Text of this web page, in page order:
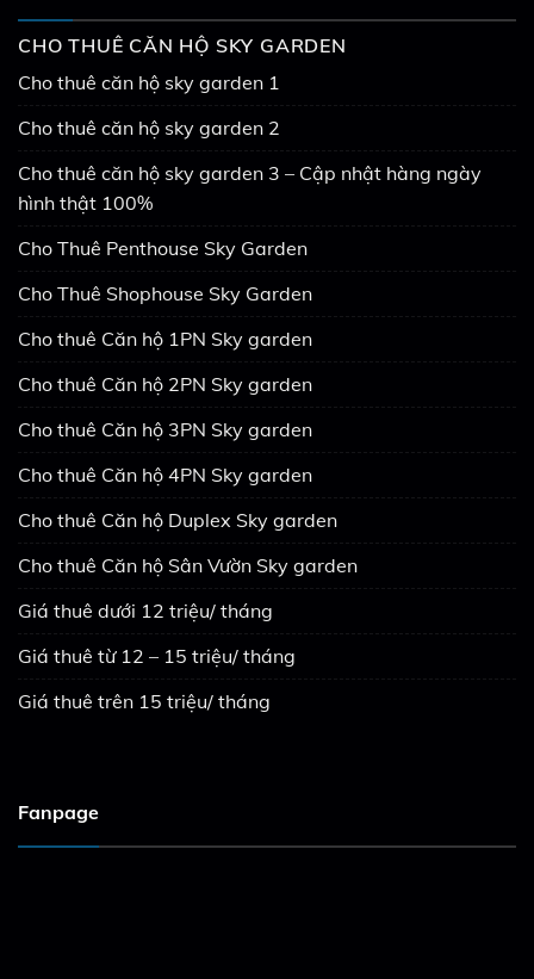
CHO THUÊ CĂN HỘ SKY GARDEN
Cho thuê căn hộ sky garden 1
Cho thuê căn hộ sky garden 2
Cho thuê căn hộ sky garden 3 – Cập nhật hàng ngày
hình thật 100%
Cho Thuê Penthouse Sky Garden
Cho Thuê Shophouse Sky Garden
Cho thuê Căn hộ 1PN Sky garden
Cho thuê Căn hộ 2PN Sky garden
Cho thuê Căn hộ 3PN Sky garden
Cho thuê Căn hộ 4PN Sky garden
Cho thuê Căn hộ Duplex Sky garden
Cho thuê Căn hộ Sân Vườn Sky garden
Giá thuê dưới 12 triệu/ tháng
Giá thuê từ 12 – 15 triệu/ tháng
Giá thuê trên 15 triệu/ tháng
Fanpage